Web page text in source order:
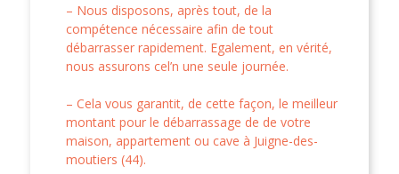
– Nous disposons, après tout, de la
compétence nécessaire afin de tout
débarrasser rapidement. Egalement, en vérité,
nous assurons cel’n une seule journée.
– Cela vous garantit, de cette façon, le meilleur
montant pour le débarrassage de de votre
maison, appartement ou cave à Juigne-des-
moutiers (44).